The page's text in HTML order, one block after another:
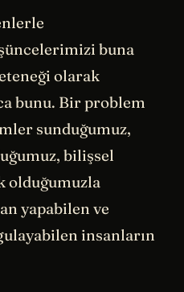
buna
olarak
bunu. Bir problem
sunduğumuz,
bilişsel
olduğumuzla
yapabilen ve
insanların